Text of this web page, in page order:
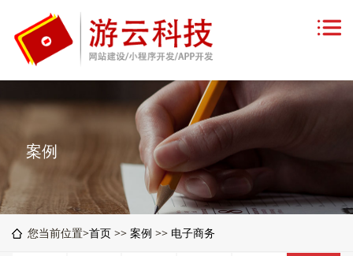
案例
您当前位置>首页 >> 案例 >> 电子商务